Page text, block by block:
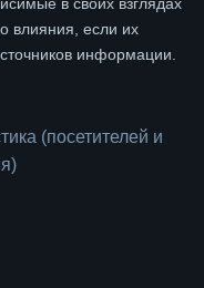
влияния, если их
информации.